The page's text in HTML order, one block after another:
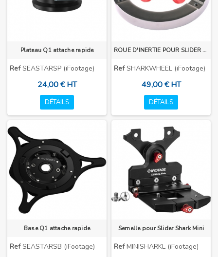
Plateau Q1 attache rapide
RefSEASTARSP (iFootage)
24,00 € HT
DÉTAILS
ROUE D'INERTIE POUR SLIDER SHARK S1B
RefSHARKWHEEL (iFootage)
49,00 € HT
DÉTAILS
Base Q1 attache rapide
RefSEASTARSB (iFootage)
Semelle pour Slider Shark Mini
RefMINISHARKL (iFootage)